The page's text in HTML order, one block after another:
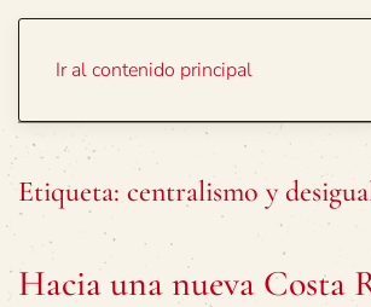
Ir al contenido principal
Etiqueta: centralismo y
Hacia una nueva Costa